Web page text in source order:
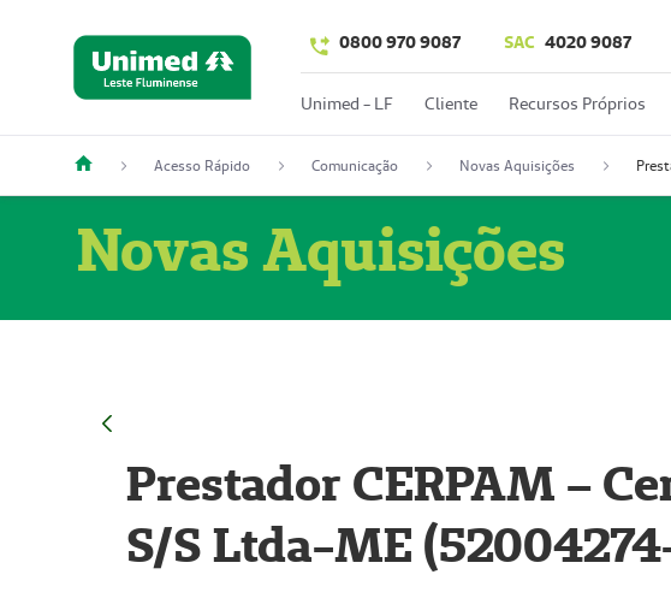
0800 970 9087 SAC 4020 9087
Unimed - LF Cliente Recursos Próprios
Acesso Rápido Comunicação Novas Aquisições
Novas Aquisições
Prestador CERPAM –
S/S Ltda-ME